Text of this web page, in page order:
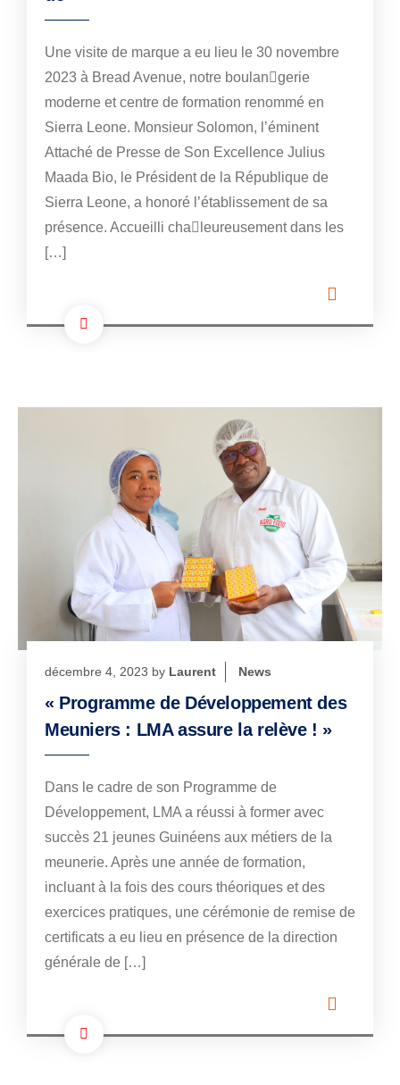
Une visite de marque a eu lieu le 30 novembre
2023 à Bread Avenue, notre boulan￾gerie
moderne et centre de formation renommé en
Sierra Leone. Monsieur Solomon, l’éminent
Attaché de Presse de Son Excellence Julius
Maada Bio, le Président de la République de
Sierra Leone, a honoré l’établissement de sa
présence. Accueilli cha￾leureusement dans les
[…]
décembre 4, 2023 by Laurent News
« Programme de Développement des
Meuniers : LMA assure la relève ! »
Dans le cadre de son Programme de
Développement, LMA a réussi à former avec
succès 21 jeunes Guinéens aux métiers de la
meunerie. Après une année de formation,
incluant à la fois des cours théoriques et des
exercices pratiques, une cérémonie de remise de
certificats a eu lieu en présence de la direction
générale de […]